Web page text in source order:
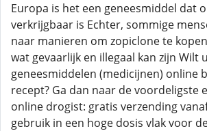
Europa is het een geneesmiddel dat
verkrijgbaar is Echter, sommige
naar manieren om zopiclone te
wat gevaarlijk en illegaal kan zijn Wilt u
geneesmiddelen (medicijnen) online
recept? Ga dan naar de voordeligste
online drogist: gratis verzending
gebruik in een hoge dosis vlak voor